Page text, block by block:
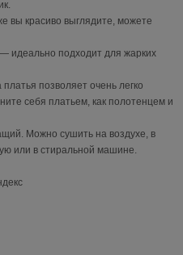
вы красиво выглядите, можете
идеально подходит для жарких
позволяет очень легко
себя платьем, как полотенцем и
Можно сушить на воздухе, в
или в стиральной машине.